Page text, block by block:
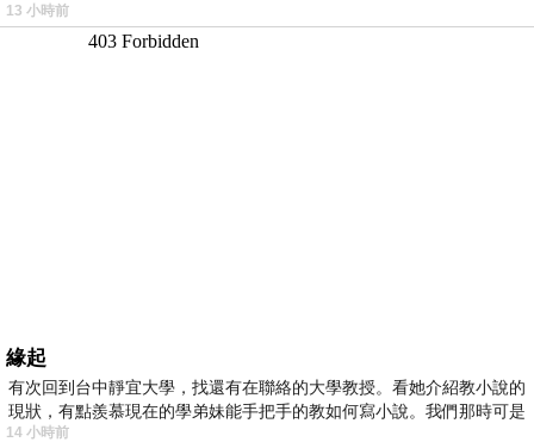
在教
13 小時前
緣起
有次回到台中靜宜大學，找還有在聯絡的大學教授。看她介紹教小說的
現狀，有點羨慕現在的學弟妹能手把手的教如何寫小說。我們那時可是
14 小時前